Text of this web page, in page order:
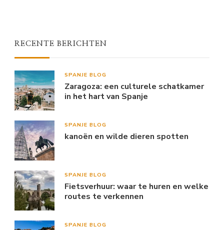
RECENTE BERICHTEN
SPANJE BLOG
Zaragoza: een culturele schatkamer
in het hart van Spanje
SPANJE BLOG
kanoën en wilde dieren spotten
SPANJE BLOG
Fietsverhuur: waar te huren en welke
routes te verkennen
SPANJE BLOG